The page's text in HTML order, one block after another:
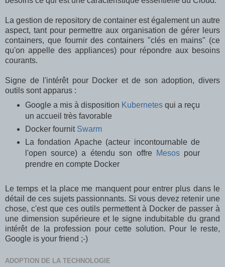
La gestion de repository de container est également un autre
aspect, tant pour permettre aux organisation de gérer leurs
containers, que fournir des containers "clés en mains" (ce
qu'on appelle des appliances) pour répondre aux besoins
courants.
Signe de l'intérêt pour Docker et de son adoption, divers
outils sont apparus :
Google a mis à disposition Kubernetes qui a reçu
un accueil très favorable
Docker fournit Swarm
La fondation Apache (acteur incontournable de
l'open source) a étendu son offre Mesos pour
prendre en compte Docker
Le temps et la place me manquent pour entrer plus dans le
détail de ces sujets passionnants. Si vous devez retenir une
chose, c'est que ces outils permettent à Docker de passer à
une dimension supérieure et le signe indubitable du grand
intérêt de la profession pour cette solution. Pour le reste,
Google is your friend ;-)
ADOPTION DE LA TECHNOLOGIE